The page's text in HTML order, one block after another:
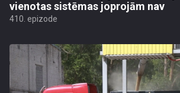
vienotas sistēmas joprojām nav
410. epizode